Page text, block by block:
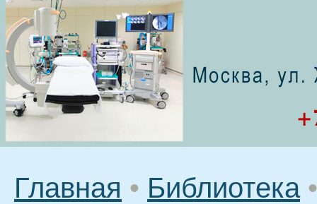
Главная • Библиотека •